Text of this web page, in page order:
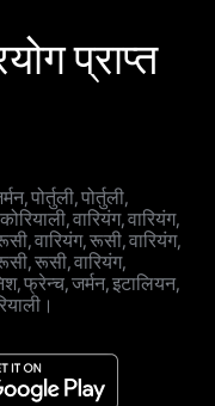
प्राप्त
पोर्तुली, पोर्तुली,
वारियंग, वारियंग,
वारियंग, रूसी, वारियंग,
रूसी, वारियंग,
फ्रेन्च, जर्मन, इटालियन,